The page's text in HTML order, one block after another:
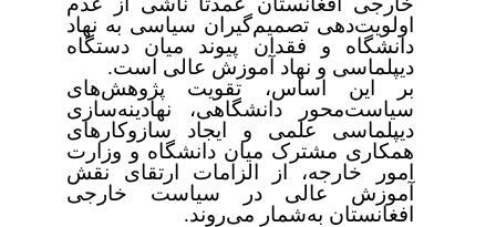
اولویت‌دهی تصمیم‌گیران سیاسی به نهاد
دانشگاه و فقدان پیوند میان دستگاه
دیپلماسی و نهاد آموزش عالی است.
بر این اساس، تقویت پژوهش‌های
سیاست‌محور دانشگاهی، نهادینه‌سازی
دیپلماسی علمی و ایجاد سازوکارهای
همکاری مشترک میان دانشگاه و وزارت
امور خارجه، از الزامات ارتقای نقش
آموزش عالی در سیاست خارجی
افغانستان به‌شمار می‌روند.